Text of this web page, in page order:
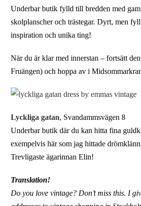
Underbar butik fylld till bredden med
skolplanscher och trästegar. Dyrt, men
inspiration och unika ting!
När du är klar med innerstan – fortsätt
Fruängen) och hoppa av i
Lyckliga gatan, Svandammsvägen 8
Underbar butik där du kan hitta fina
exempelvis här som jag hittade
Trevligaste ägarinnan Elin!
Translation!
Do you love vintage? Don’t miss this. I